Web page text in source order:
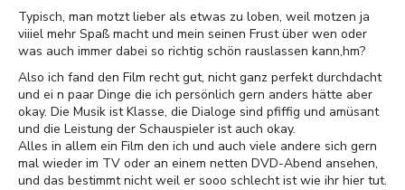
Typisch, man motzt lieber als etwas zu loben, weil motzen ja
viiiel mehr Spaß macht und mein seinen Frust über wen oder
was auch immer dabei so richtig schön rauslassen kann,hm?
Also ich fand den Film recht gut, nicht ganz perfekt durchdacht
und ei n paar Dinge die ich persönlich gern anders hätte aber
okay. Die Musik ist Klasse, die Dialoge sind pfiffig und amüsant
und die Leistung der Schauspieler ist auch okay.
Alles in allem ein Film den ich und auch viele andere sich gern
mal wieder im TV oder an einem netten DVD-Abend ansehen,
und das bestimmt nicht weil er sooo schlecht ist wie ihr hier tut.